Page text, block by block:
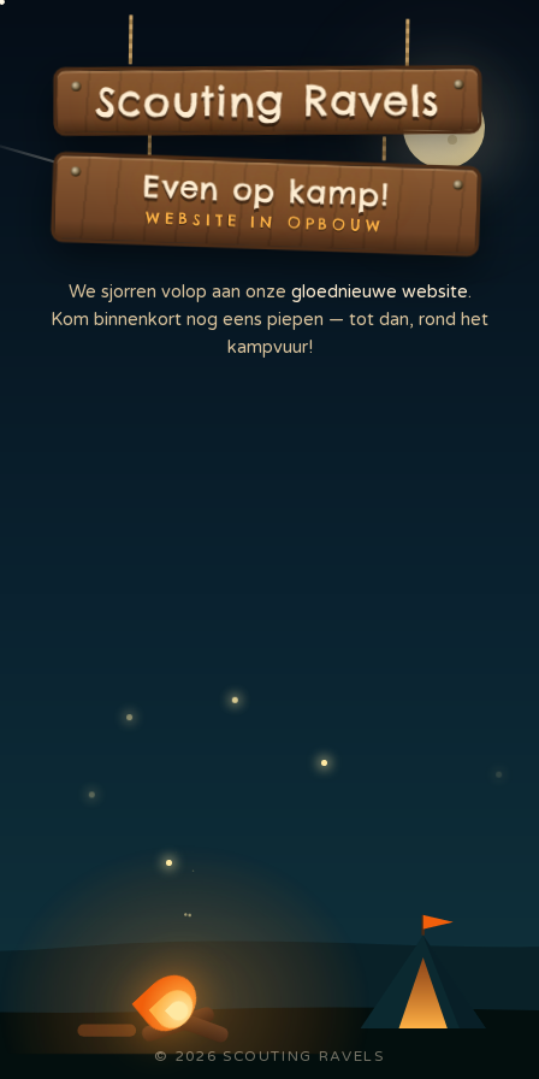
Scouting Ravels
Even op kamp!
WEBSITE IN OPBOUW
We sjorren volop aan onze gloednieuwe website.
Kom binnenkort nog eens piepen — tot dan, rond het
kampvuur!
© 2026 SCOUTING RAVELS